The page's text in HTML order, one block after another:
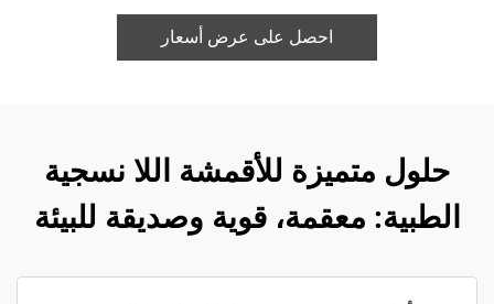
احصل على عرض أسعار
حلول متميزة للأقمشة اللا نسجية
الطبية: معقمة، قوية وصديقة للبيئة